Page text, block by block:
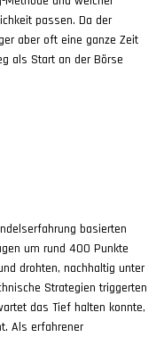
passen. Da der
aber oft eine ganze Zeit
als Start an der Börse
basierten
um rund 400 Punkte
drohten, nachhaltig unter
Strategien triggerten
das Tief halten konnte,
Als erfahrener